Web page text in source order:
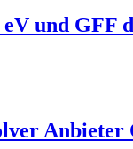
und GFF
Anbieter